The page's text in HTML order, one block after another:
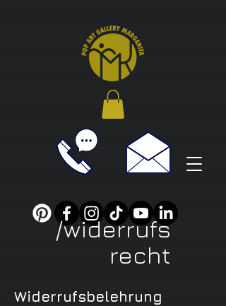
/widerrufs
recht
Widerrufsbelehrung